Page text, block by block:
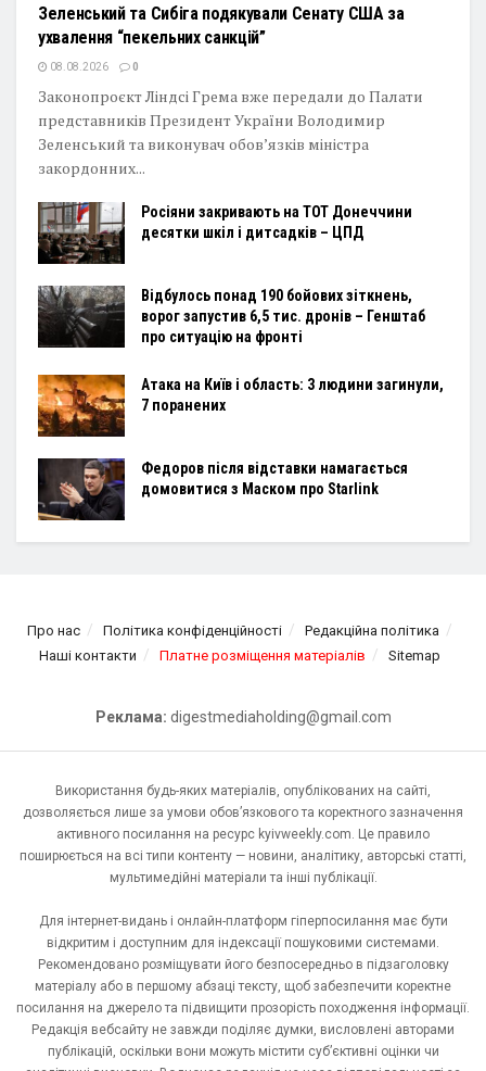
Зеленський та Сибіга подякували Сенату США за
ухвалення “пекельних санкцій”
08.08.2026 0
Законопроєкт Ліндсі Грема вже передали до Палати
представників Президент України Володимир
Зеленський та виконувач обов’язків міністра
закордонних...
Росіяни закривають на ТОТ Донеччини
десятки шкіл і дитсадків – ЦПД
Відбулось понад 190 бойових зіткнень,
ворог запустив 6,5 тис. дронів – Генштаб
про ситуацію на фронті
Атака на Київ і область: 3 людини загинули,
7 поранених
Федоров після відставки намагається
домовитися з Маском про Starlink
Про нас Політика конфіденційності
Редакційна політика
Наші контакти
Платне розміщення матеріалів Sitemap
Реклама: digestmediaholding@gmail.com
Використання будь-яких матеріалів, опублікованих на сайті,
дозволяється лише за умови обов’язкового та коректного зазначення
активного посилання на ресурс kyivweekly.com. Це правило
поширюється на всі типи контенту — новини, аналітику, авторські статті,
мультимедійні матеріали та інші публікації.
Для інтернет-видань і онлайн-платформ гіперпосилання має бути
відкритим і доступним для індексації пошуковими системами.
Рекомендовано розміщувати його безпосередньо в підзаголовку
матеріалу або в першому абзаці тексту, щоб забезпечити коректне
посилання на джерело та підвищити прозорість походження інформації.
Редакція вебсайту не завжди поділяє думки, висловлені авторами
публікацій, оскільки вони можуть містити суб’єктивні оцінки чи